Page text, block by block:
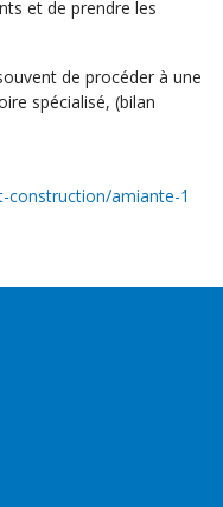
et de prendre les
de procéder à une
spécialisé, (bilan
amiante-1